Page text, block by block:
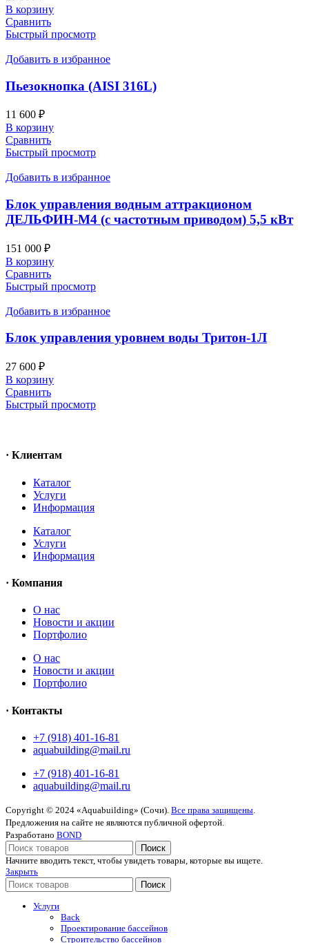
В корзину
Сравнить
Быстрый просмотр
Добавить в избранное
Пьезокнопка (AISI 316L)
11 600 ₽
В корзину
Сравнить
Быстрый просмотр
Добавить в избранное
Блок управления водным аттракционом
ДЕЛЬФИН-М4 (с частотным приводом) 5,5 кВт
151 000 ₽
В корзину
Сравнить
Быстрый просмотр
Добавить в избранное
Блок управления уровнем воды Тритон-1Л
27 600 ₽
В корзину
Сравнить
Быстрый просмотр
· Клиентам
Каталог
Услуги
Информация
Каталог
Услуги
Информация
· Компания
O нас
Новости и акции
Портфолио
O нас
Новости и акции
Портфолио
· Контакты
+7 (918) 401-16-81
aquabuilding@mail.ru
+7 (918) 401-16-81
aquabuilding@mail.ru
Copyright © 2024 «Aquabuilding» (Сочи). Все права защищены
Предложения на сайте не являются публичной офертой.
Разработано BOND
Поиск
Начните вводить текст, чтобы увидеть товары, которые вы ищете.
Закрыть
Поиск
Услуги
Back
Проектирование бассейнов
Строительство бассейнов